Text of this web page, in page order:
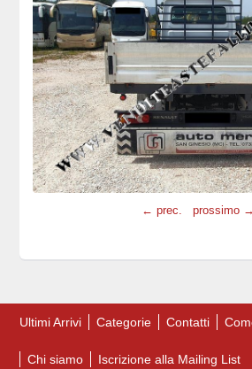
← prec. prossimo →
Ultimi Arrivi Categorie Contatti
Chi siamo Iscrizione alla Mailing List